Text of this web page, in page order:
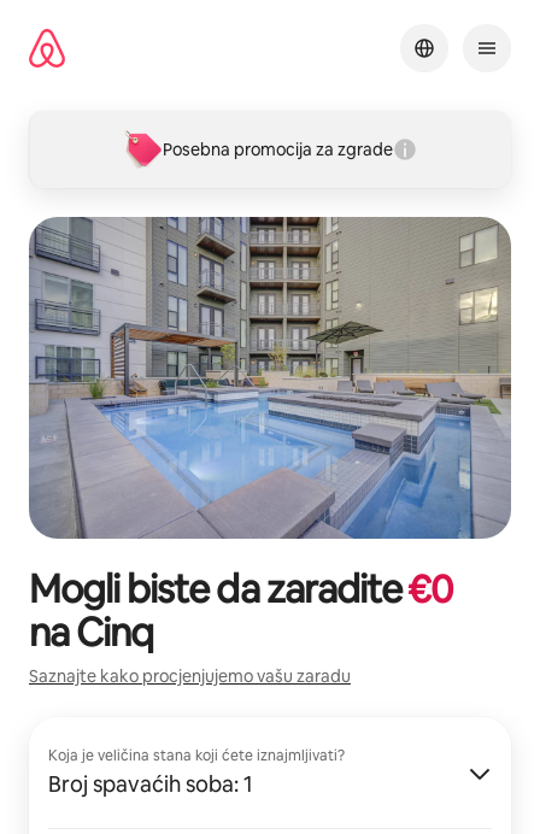
sadržaj
Posebna promocija za zgrade
Mogli biste da zaradite€0
naCinq
Saznajte kako procjenjujemo vašu zaradu
Koja je veličina stana koji ćete iznajmljivati?
Broj spavaćih soba: 1